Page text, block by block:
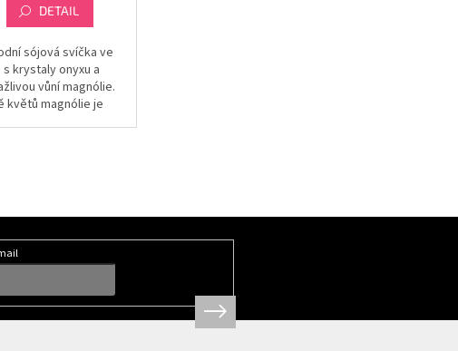
DETAIL
sójová svíčka ve
krystaly onyxu a
vůní magnólie.
květů magnólie je